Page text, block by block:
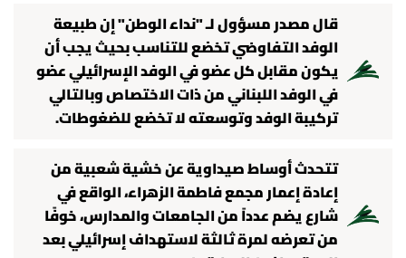
قال مصدر مسؤول لـ "نداء الوطن" إن طبيعة
الوفد التفاوضي تخضع للتناسب بحيث يجب أن
يكون مقابل كل عضو في الوفد الإسرائيلي عضو
في الوفد اللبناني من ذات الاختصاص وبالتالي
تركيبة الوفد وتوسعته لا تخضع للضغوطات.
‎تتحدث أوساط صيداوية عن خشية شعبية من
إعادة إعمار مجمع فاطمة الزهراء، الواقع في
شارع يضم عدداً من الجامعات والمدارس، خوفًا
من تعرضه لمرة ثالثة لاستهداف إسرائيلي بعد